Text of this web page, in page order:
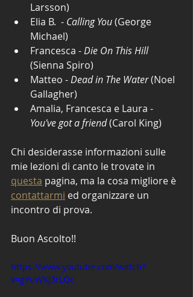
Larsson)
Elia B.  - Calling You (George
Michael)
Francesca - Die On This Hill
(Sienna Spiro)
Matteo - Dead in The Water (Noel
Gallagher)
Amalia, Francesca e Laura -
You've got a friend (Carol King)
Chi desiderasse informazioni sulle
mie lezioni di canto le trovate in
questa pagina, ma la cosa migliore è
contattarmi ed organizzare un
incontro di prova.
Buon Ascolto!!
https://www.youtube.com/watch?
v=gYuWKJ3rLQc